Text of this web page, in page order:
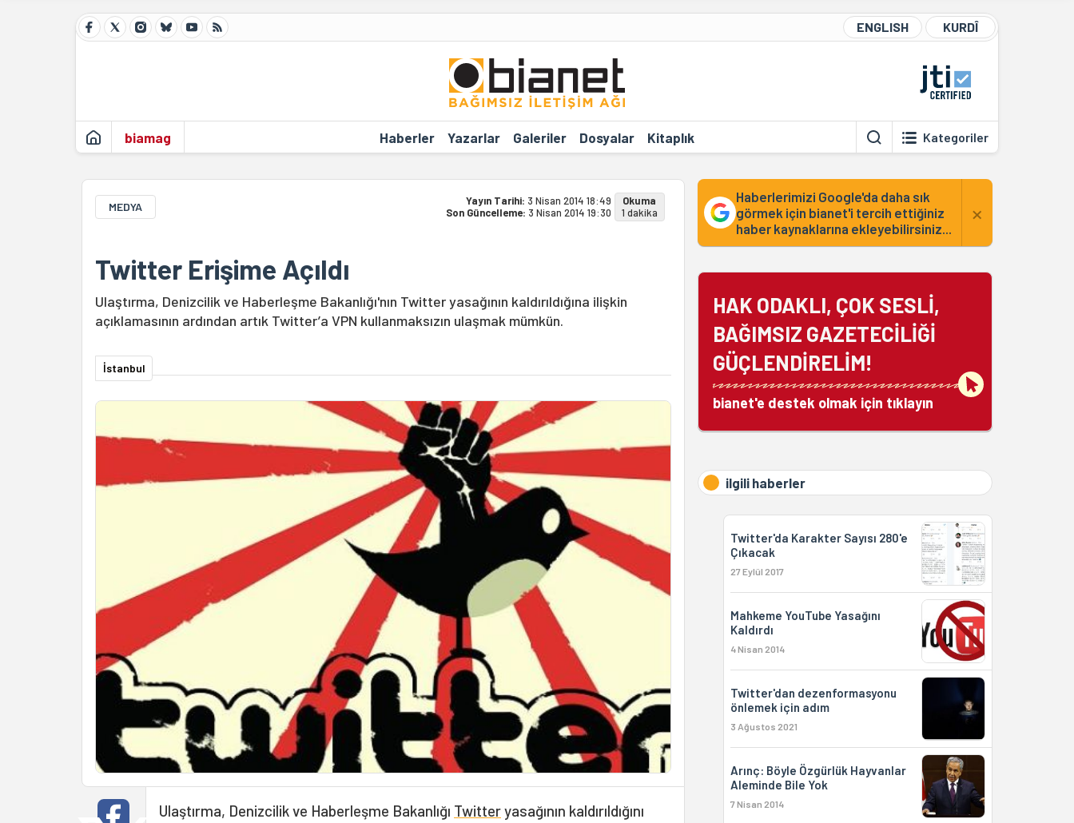
ENGLISH KURDÎ
biamag Haberler Yazarlar Galeriler Dosyalar Kitaplık Kategoriler
MEDYA Yayın Tarihi: 3 Nisan 2014 18:49
Son Güncelleme: 3 Nisan 2014 19:30
Okuma
1 dakika
Twitter Erişime Açıldı
Ulaştırma, Denizcilik ve Haberleşme Bakanlığı'nın Twitter yasağının kaldırıldığına ilişkin
açıklamasının ardından artık Twitter’a VPN kullanmaksızın ulaşmak mümkün.
İstanbul
Ulaştırma, Denizcilik ve Haberleşme Bakanlığı Twitteryasağının kaldırıldığını
Haberlerimizi Google'da daha sık
görmek için bianet'i tercih ettiğiniz
haber kaynaklarına ekleyebilirsiniz...
×
HAK ODAKLI, ÇOK SESLİ,
BAĞIMSIZ GAZETECİLİĞİ
GÜÇLENDİRELİM!
bianet'e destek olmak için tıklayın
ilgili haberler
Twitter'da Karakter Sayısı 280'e
Çıkacak
27 Eylül 2017
Mahkeme YouTube Yasağını
Kaldırdı
4 Nisan 2014
Twitter'dan dezenformasyonu
önlemek için adım
3 Ağustos 2021
Arınç: Böyle Özgürlük Hayvanlar
Aleminde Bile Yok
7 Nisan 2014